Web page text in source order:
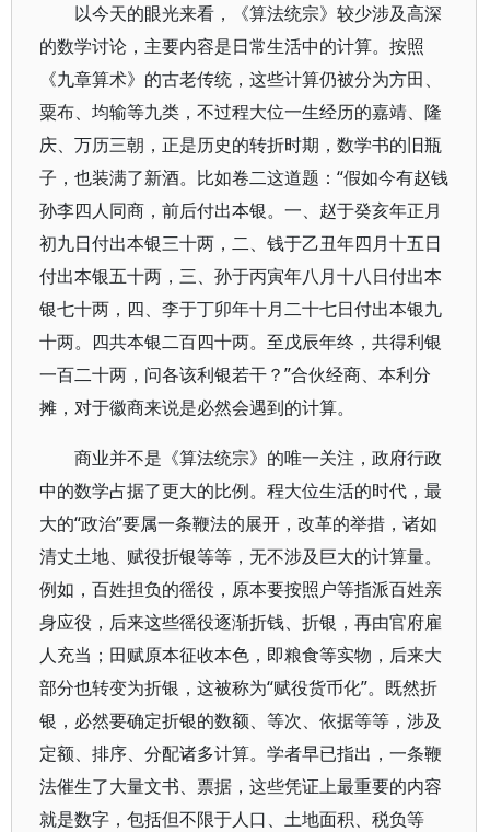
以今天的眼光来看，《算法统宗》较少涉及高深
的数学讨论，主要内容是日常生活中的计算。按照
《九章算术》的古老传统，这些计算仍被分为方田、
粟布、均输等九类，不过程大位一生经历的嘉靖、隆
庆、万历三朝，正是历史的转折时期，数学书的旧瓶
子，也装满了新酒。比如卷二这道题：“假如今有赵钱
孙李四人同商，前后付出本银。一、赵于癸亥年正月
初九日付出本银三十两，二、钱于乙丑年四月十五日
付出本银五十两，三、孙于丙寅年八月十八日付出本
银七十两，四、李于丁卯年十月二十七日付出本银九
十两。四共本银二百四十两。至戊辰年终，共得利银
一百二十两，问各该利银若干？”合伙经商、本利分
摊，对于徽商来说是必然会遇到的计算。
商业并不是《算法统宗》的唯一关注，政府行政
中的数学占据了更大的比例。程大位生活的时代，最
大的“政治”要属一条鞭法的展开，改革的举措，诸如
清丈土地、赋役折银等等，无不涉及巨大的计算量。
例如，百姓担负的徭役，原本要按照户等指派百姓亲
身应役，后来这些徭役逐渐折钱、折银，再由官府雇
人充当；田赋原本征收本色，即粮食等实物，后来大
部分也转变为折银，这被称为“赋役货币化”。既然折
银，必然要确定折银的数额、等次、依据等等，涉及
定额、排序、分配诸多计算。学者早已指出，一条鞭
法催生了大量文书、票据，这些凭证上最重要的内容
就是数字，包括但不限于人口、土地面积、税负等